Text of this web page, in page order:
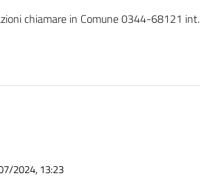
chiamare in Comune 0344-68121 int.
2024, 13:23